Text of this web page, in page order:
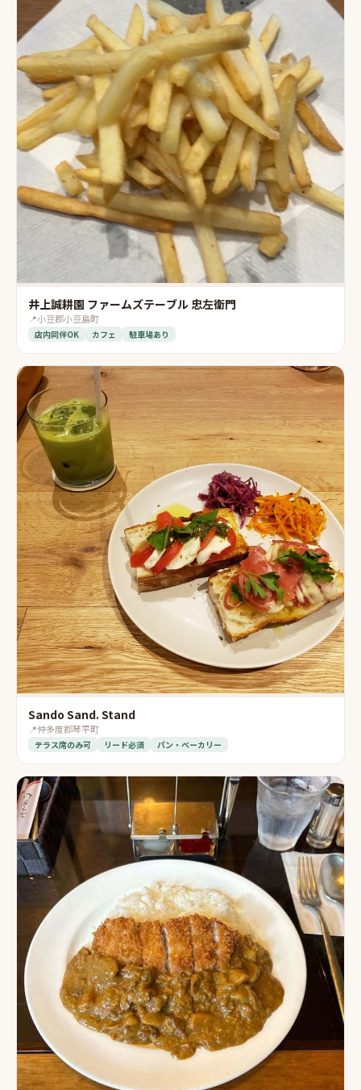
井上誠耕園 ファームズテーブル 忠左衛門
📍小豆郡小豆島町
店内同伴OK カフェ 駐車場あり
Sando Sand. Stand
📍仲多度郡琴平町
テラス席のみ可 リード必須 パン・ベーカリー